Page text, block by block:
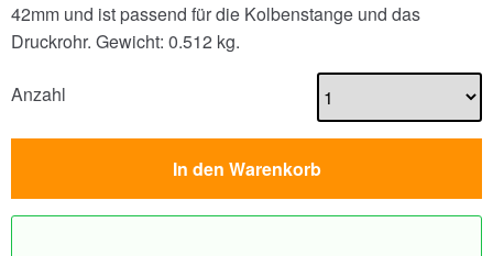
42mm und ist passend für die Kolbenstange und das
Druckrohr. Gewicht: 0.512 kg.
Anzahl
In den Warenkorb